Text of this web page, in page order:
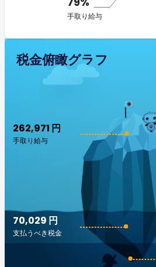
手取り給与
税金俯瞰グラフ
262,971 円
手取り給与
70,029 円
支払うべき税金